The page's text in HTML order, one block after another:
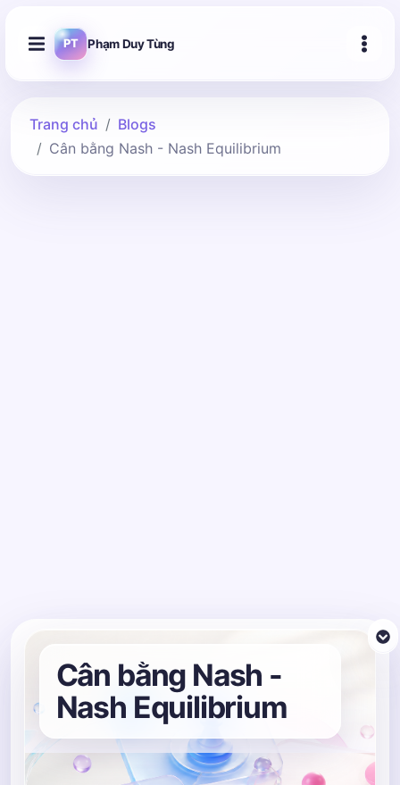
PT Phạm Duy Tùng
Trang chủ
Blogs
Cân bằng Nash - Nash Equilibrium
Cân bằng Nash -
Nash Equilibrium